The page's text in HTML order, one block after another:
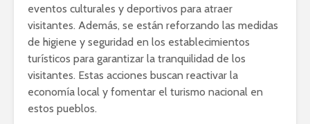
eventos culturales y deportivos para atraer
visitantes. Además, se están reforzando las medidas
de higiene y seguridad en los establecimientos
turísticos para garantizar la tranquilidad de los
visitantes. Estas acciones buscan reactivar la
economía local y fomentar el turismo nacional en
estos pueblos.